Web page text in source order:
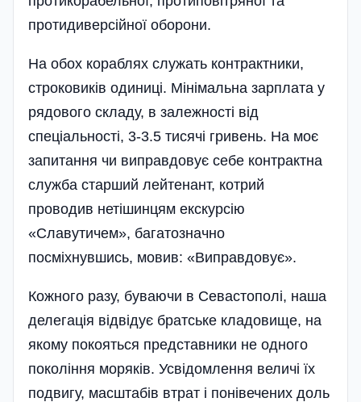
протидиверсійної оборони.
На обох кораблях служать контрактники,
строковиків одиниці. Мінімальна зарплата у
рядового складу, в залежності від
спеціальності, 3-3.5 тисячі гривень. На моє
запитання чи виправдовує себе контрактна
служба старший лейтенант, котрий
проводив нетішинцям екскурсію
«Славутичем», багатозначно
посміхнувшись, мовив: «Виправдовує».
Кожного разу, буваючи в Севастополі, наша
делегація відвідує братське кладовище, на
якому покояться представники не одного
покоління моряків. Усвідомлення величі їх
подвигу, масштабів втрат і понівечених доль